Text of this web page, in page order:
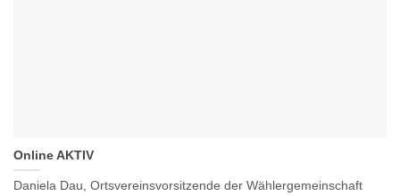
Online AKTIV
Daniela Dau, Ortsvereinsvorsitzende der Wählergemeinschaft